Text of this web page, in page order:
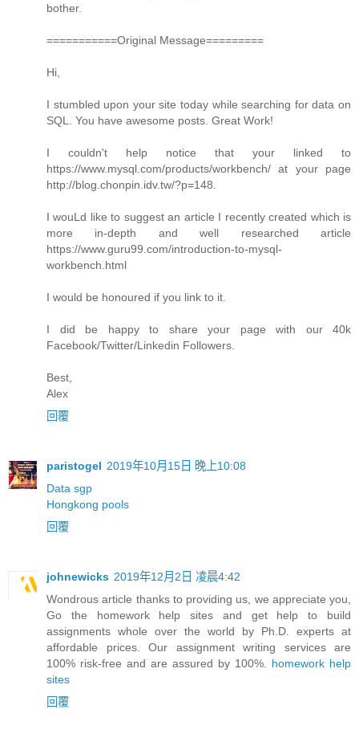
bother.
===========Original Message=========
Hi,
I stumbled upon your site today while searching for data on
SQL. You have awesome posts. Great Work!
I couldn't help notice that your linked to
https://www.mysql.com/products/workbench/ at your page
http://blog.chonpin.idv.tw/?p=148.
I wouLd like to suggest an article I recently created which is
more in-depth and well researched article
https://www.guru99.com/introduction-to-mysql-
workbench.html
I would be honoured if you link to it.
I did be happy to share your page with our 40k
Facebook/Twitter/Linkedin Followers.
Best,
Alex
回覆
paristogel 2019年10月15日 晚上10:08
Data sgp
Hongkong pools
回覆
johnewicks 2019年12月2日 凌晨4:42
Wondrous article thanks to providing us, we appreciate you,
Go the homework help sites and get help to build
assignments whole over the world by Ph.D. experts at
affordable prices. Our assignment writing services are
100% risk-free and are assured by 100%. homework help
sites
回覆